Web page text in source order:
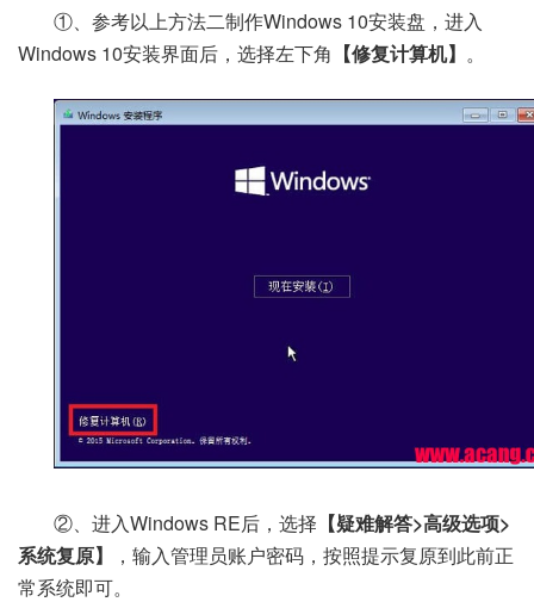
①、参考以上方法二制作Windows 10安装盘，进入
Windows 10安装界面后，选择左下角 【修复计算机】 。
②、进入Windows RE后，选择 【疑难解答>高级选项>
系统复原】
，输入管理员账户密码，按照提示复原到此前正
常系统即可。